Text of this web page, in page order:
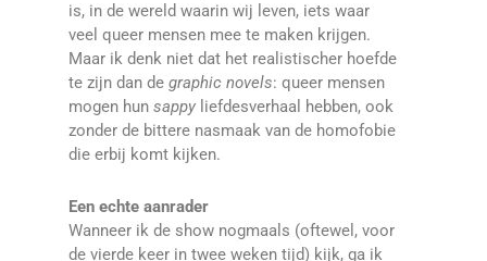
is, in de wereld waarin wij leven, iets waar
veel queer mensen mee te maken krijgen.
Maar ik denk niet dat het realistischer hoefde
te zijn dan degraphic novels: queer mensen
mogen hun sappy liefdesverhaal hebben, ook
zonder de bittere nasmaak van de homofobie
die erbij komt kijken.
Een echte aanrader
Wanneer ik de show nogmaals (oftewel, voor
de vierde keer in twee weken tijd) kijk, ga ik